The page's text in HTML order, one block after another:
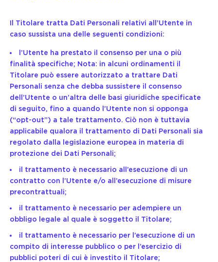
Il Titolare tratta Dati Personali relativi all’Utente in
caso sussista una delle seguenti condizioni:
l’Utente ha prestato il consenso per una o più
finalità specifiche; Nota: in alcuni ordinamenti il
Titolare può essere autorizzato a trattare Dati
Personali senza che debba sussistere il consenso
dell’Utente o un’altra delle basi giuridiche specificate
di seguito, fino a quando l’Utente non si opponga
(“opt-out”) a tale trattamento. Ciò non è tuttavia
applicabile qualora il trattamento di Dati Personali sia
regolato dalla legislazione europea in materia di
protezione dei Dati Personali;
il trattamento è necessario all’esecuzione di un
contratto con l’Utente e/o all’esecuzione di misure
precontrattuali;
il trattamento è necessario per adempiere un
obbligo legale al quale è soggetto il Titolare;
il trattamento è necessario per l’esecuzione di un
compito di interesse pubblico o per l’esercizio di
pubblici poteri di cui è investito il Titolare;